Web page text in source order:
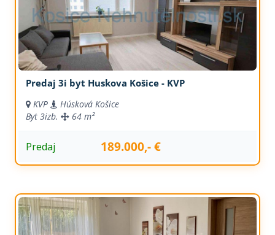
Predaj 3i byt Huskova Košice - KVP
KVP
Húsková Košice
Byt 3izb. 64 m²
Predaj 189.000,- €